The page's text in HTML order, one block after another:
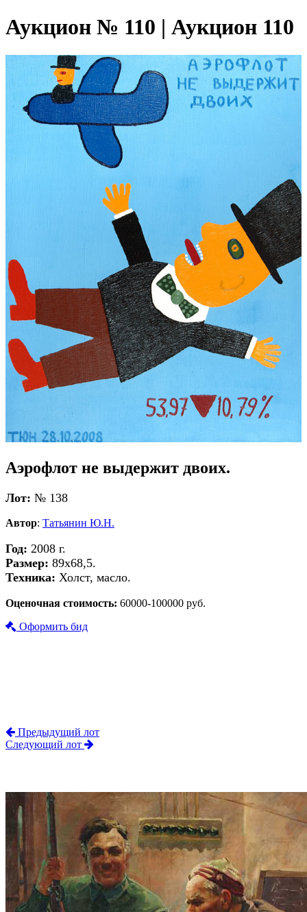
Аукцион № 110 | Аукцион 110
Аэрофлот не выдержит двоих.
Лот: № 138
Автор: Татьянин Ю.Н.
Год: 2008 г.
Размер: 89х68,5.
Техника: Холст, масло.
Оценочная стоимость: 60000-100000 руб.
Оформить бид
Предыдущий лот
Следующий лот